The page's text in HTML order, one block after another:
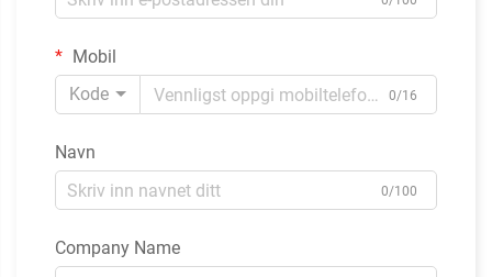
Mobil
Kode
0/16
Navn
0/100
Company Name